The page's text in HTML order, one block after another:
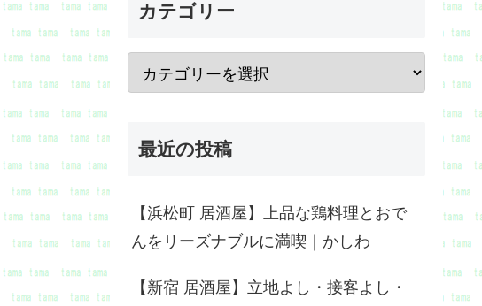
カテゴリー
最近の投稿
【浜松町 居酒屋】上品な鶏料理とおで
んをリーズナブルに満喫｜かしわ
【新宿 居酒屋】立地よし・接客よし・